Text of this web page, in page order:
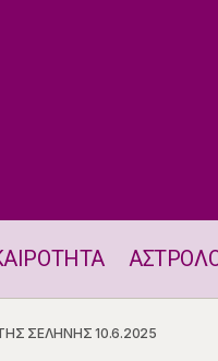
Η ΘΕΣΗ
ΣΕΛΗΝΗΣ 10.6.2025